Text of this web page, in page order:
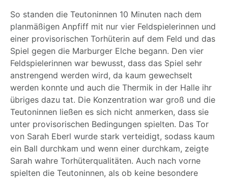
So standen die Teutoninnen 10 Minuten nach dem
planmäßigen Anpfiff mit nur vier Feldspielerinnen und
einer provisorischen Torhüterin auf dem Feld und das
Spiel gegen die Marburger Elche begann. Den vier
Feldspielerinnen war bewusst, dass das Spiel sehr
anstrengend werden wird, da kaum gewechselt
werden konnte und auch die Thermik in der Halle ihr
übriges dazu tat. Die Konzentration war groß und die
Teutoninnen ließen es sich nicht anmerken, dass sie
unter provisorischen Bedingungen spielten. Das Tor
von Sarah Eberl wurde stark verteidigt, sodass kaum
ein Ball durchkam und wenn einer durchkam, zeigte
Sarah wahre Torhüterqualitäten. Auch nach vorne
spielten die Teutoninnen, als ob keine besondere